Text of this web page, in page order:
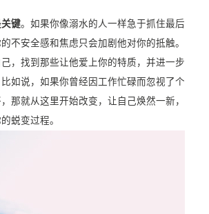
键。如果你像溺水的人一样急于抓住最后
不安全感和焦虑只会加剧他对你的抵触。
，找到那些让他爱上你的特质，并进一步
如说，如果你曾经因工作忙碌而忽视了个
那就从这里开始改变，让自己焕然一新，
蜕变过程。